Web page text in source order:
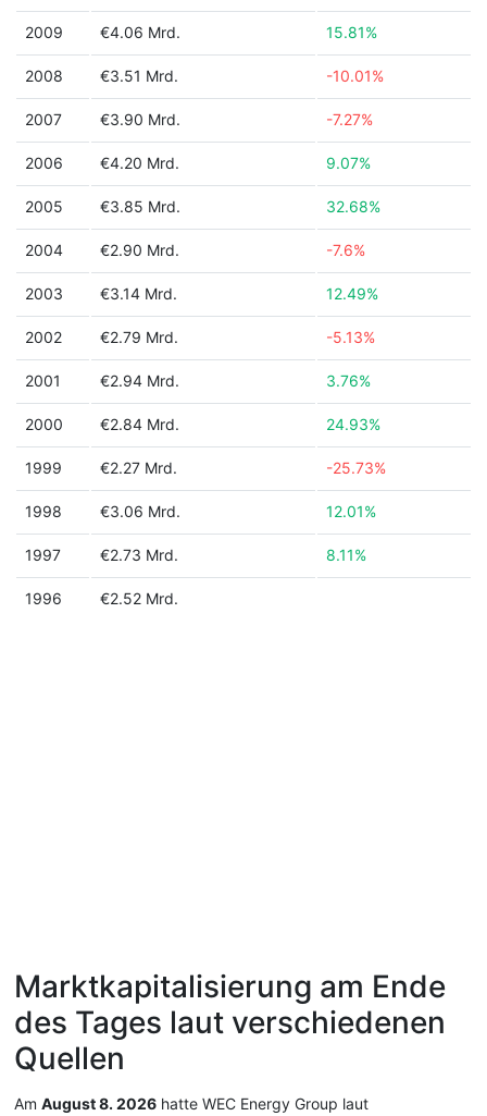
2009 €4.06 Mrd. 15.81%
2008 €3.51 Mrd. -10.01%
2007 €3.90 Mrd. -7.27%
2006 €4.20 Mrd. 9.07%
2005 €3.85 Mrd. 32.68%
2004 €2.90 Mrd. -7.6%
2003 €3.14 Mrd. 12.49%
2002 €2.79 Mrd. -5.13%
2001 €2.94 Mrd. 3.76%
2000 €2.84 Mrd. 24.93%
1999 €2.27 Mrd. -25.73%
1998 €3.06 Mrd. 12.01%
1997 €2.73 Mrd. 8.11%
1996 €2.52 Mrd.
Marktkapitalisierung am Ende
des Tages laut verschiedenen
Quellen
Am August 8. 2026 hatte WEC Energy Group laut